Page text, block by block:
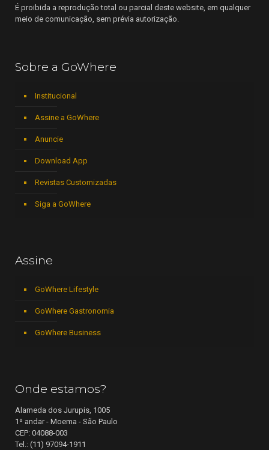
É proibida a reprodução total ou parcial deste website, em qualquer
meio de comunicação, sem prévia autorização.
Sobre a GoWhere
Institucional
Assine a GoWhere
Anuncie
Download App
Revistas Customizadas
Siga a GoWhere
Assine
GoWhere Lifestyle
GoWhere Gastronomia
GoWhere Business
Onde estamos?
Alameda dos Jurupis, 1005
1º andar - Moema - São Paulo
CEP: 04088-003
Tel.: (11) 97094-1911